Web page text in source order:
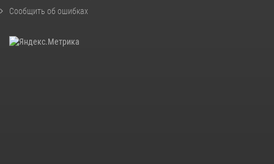
Сообщить об ошибках